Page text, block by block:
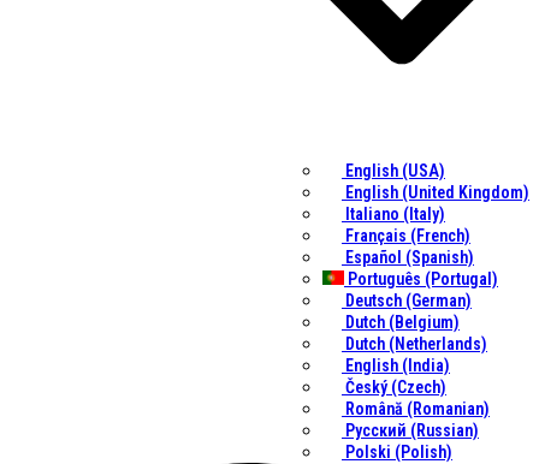
English (USA)
English (United Kingdom)
Italiano (Italy)
Français (French)
Español (Spanish)
Português (Portugal)
Deutsch (German)
Dutch (Belgium)
Dutch (Netherlands)
English (India)
Český (Czech)
Română (Romanian)
Русский (Russian)
Polski (Polish)